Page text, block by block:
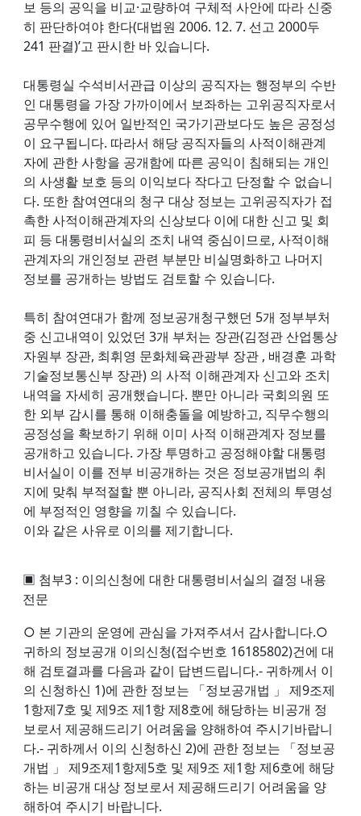
보 등의 공익을 비교·교량하여 구체적 사안에 따라 신중
히 판단하여야 한다(대법원 2006. 12. 7. 선고 2000두
241 판결)’고 판시한 바 있습니다.
대통령실 수석비서관급 이상의 공직자는 행정부의 수반
인 대통령을 가장 가까이에서 보좌하는 고위공직자로서
공무수행에 있어 일반적인 국가기관보다도 높은 공정성
이 요구됩니다. 따라서 해당 공직자들의 사적이해관계
자에 관한 사항을 공개함에 따른 공익이 침해되는 개인
의 사생활 보호 등의 이익보다 작다고 단정할 수 없습니
다. 또한 참여연대의 청구 대상 정보는 고위공직자가 접
촉한 사적이해관계자의 신상보다 이에 대한 신고 및 회
피 등 대통령비서실의 조치 내역 중심이므로, 사적이해
관계자의 개인정보 관련 부분만 비실명화하고 나머지
정보를 공개하는 방법도 검토할 수 있습니다.
특히 참여연대가 함께 정보공개청구했던 5개 정부부처
중 신고내역이 있었던 3개 부처는 장관(김정관 산업통상
자원부 장관, 최휘영 문화체육관광부 장관 , 배경훈 과학
기술정보통신부 장관) 의 사적 이해관계자 신고와 조치
내역을 자세히 공개했습니다. 뿐만 아니라 국회의원 또
한 외부 감시를 통해 이해충돌을 예방하고, 직무수행의
공정성을 확보하기 위해 이미 사적 이해관계자 정보를
공개하고 있습니다. 가장 투명하고 공정해야할 대통령
비서실이 이를 전부 비공개하는 것은 정보공개법의 취
지에 맞춰 부적절할 뿐 아니라, 공직사회 전체의 투명성
에 부정적인 영향을 끼칠 수 있습니다.
이와 같은 사유로 이의를 제기합니다.
▣ 첨부3 : 이의신청에 대한 대통령비서실의 결정 내용
전문
○ 본 기관의 운영에 관심을 가져주셔서 감사합니다.○
귀하의 정보공개 이의신청(접수번호 16185802)건에 대
해 검토결과를 다음과 같이 답변드립니다.- 귀하께서 이
의 신청하신 1)에 관한 정보는 「정보공개법 」 제9조제
1항제7호 및 제9조 제1항 제8호에 해당하는 비공개 정
보로서 제공해드리기 어려움을 양해하여 주시기바랍니
다.- 귀하께서 이의 신청하신 2)에 관한 정보는 「정보공
개법 」 제9조제1항제5호 및 제9조 제1항 제6호에 해당
하는 비공개 대상 정보로서 제공해드리기 어려움을 양
해하여 주시기 바랍니다.